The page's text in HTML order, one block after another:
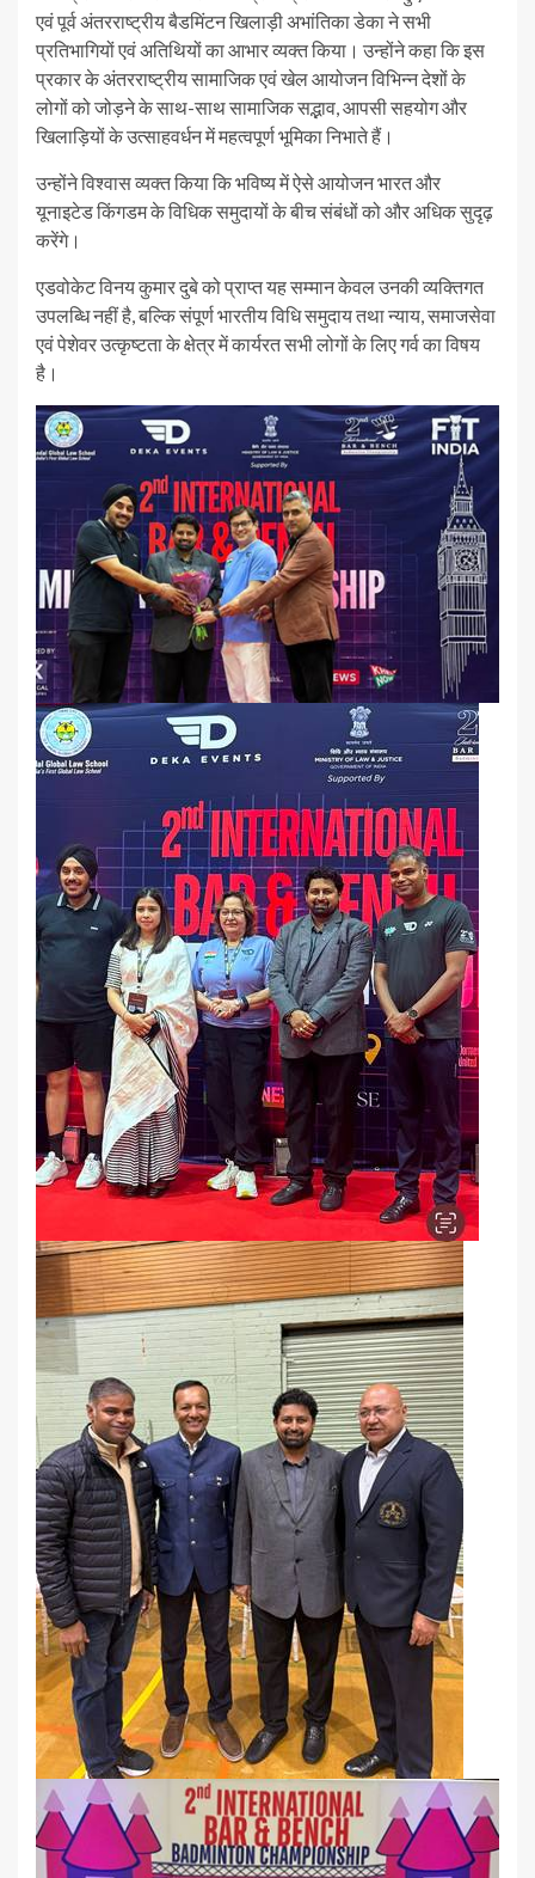
एवं पूर्व अंतरराष्ट्रीय बैडमिंटन खिलाड़ी अभांतिका डेका ने सभी
प्रतिभागियों एवं अतिथियों का आभार व्यक्त किया। उन्होंने कहा कि इस
प्रकार के अंतरराष्ट्रीय सामाजिक एवं खेल आयोजन विभिन्न देशों के
लोगों को जोड़ने के साथ-साथ सामाजिक सद्भाव, आपसी सहयोग और
खिलाड़ियों के उत्साहवर्धन में महत्वपूर्ण भूमिका निभाते हैं।
उन्होंने विश्वास व्यक्त किया कि भविष्य में ऐसे आयोजन भारत और
यूनाइटेड किंगडम के विधिक समुदायों के बीच संबंधों को और अधिक सुदृढ़
करेंगे।
एडवोकेट विनय कुमार दुबे को प्राप्त यह सम्मान केवल उनकी व्यक्तिगत
उपलब्धि नहीं है, बल्कि संपूर्ण भारतीय विधि समुदाय तथा न्याय, समाजसेवा
एवं पेशेवर उत्कृष्टता के क्षेत्र में कार्यरत सभी लोगों के लिए गर्व का विषय
है।